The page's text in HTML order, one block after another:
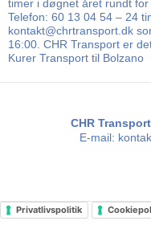
timer i døgnet året rundt
Telefon: 60 13 04 54 – 24
kontakt@chrtransport.dk
16:00. CHR Transport er
Kurer Transport til Bolzano
CHR
E-mail:
Privatlivspolitik